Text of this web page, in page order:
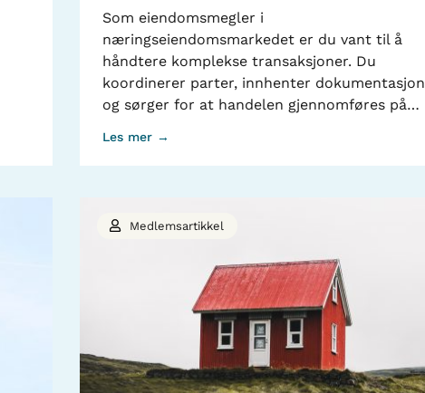
Som eiendomsmegler i
næringseiendomsmarkedet er du vant til å
håndtere komplekse transaksjoner. Du
koordinerer parter, innhenter dokumentasjon
og sørger for at handelen gjennomføres på…
Les mer →
Medlemsartikkel